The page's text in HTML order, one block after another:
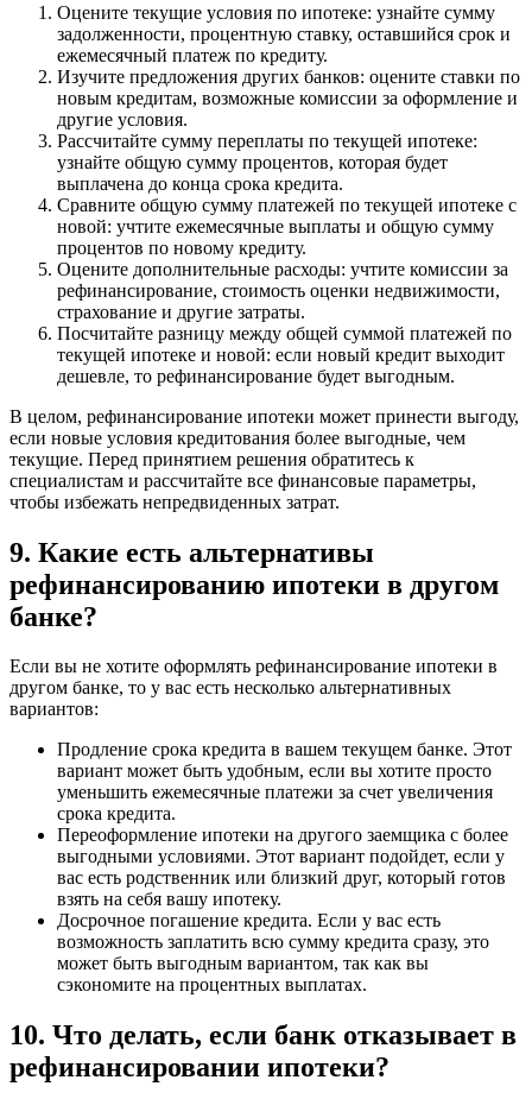
Оцените текущие условия по ипотеке: узнайте сумму
задолженности, процентную ставку, оставшийся срок и
ежемесячный платеж по кредиту.
Изучите предложения других банков: оцените ставки по
новым кредитам, возможные комиссии за оформление и
другие условия.
Рассчитайте сумму переплаты по текущей ипотеке:
узнайте общую сумму процентов, которая будет
выплачена до конца срока кредита.
Сравните общую сумму платежей по текущей ипотеке с
новой: учтите ежемесячные выплаты и общую сумму
процентов по новому кредиту.
Оцените дополнительные расходы: учтите комиссии за
рефинансирование, стоимость оценки недвижимости,
страхование и другие затраты.
Посчитайте разницу между общей суммой платежей по
текущей ипотеке и новой: если новый кредит выходит
дешевле, то рефинансирование будет выгодным.
В целом, рефинансирование ипотеки может принести выгоду,
если новые условия кредитования более выгодные, чем
текущие. Перед принятием решения обратитесь к
специалистам и рассчитайте все финансовые параметры,
чтобы избежать непредвиденных затрат.
9. Какие есть альтернативы
рефинансированию ипотеки в другом
банке?
Если вы не хотите оформлять рефинансирование ипотеки в
другом банке, то у вас есть несколько альтернативных
вариантов:
Продление срока кредита в вашем текущем банке. Этот
вариант может быть удобным, если вы хотите просто
уменьшить ежемесячные платежи за счет увеличения
срока кредита.
Переоформление ипотеки на другого заемщика с более
выгодными условиями. Этот вариант подойдет, если у
вас есть родственник или близкий друг, который готов
взять на себя вашу ипотеку.
Досрочное погашение кредита. Если у вас есть
возможность заплатить всю сумму кредита сразу, это
может быть выгодным вариантом, так как вы
сэкономите на процентных выплатах.
10. Что делать, если банк отказывает в
рефинансировании ипотеки?